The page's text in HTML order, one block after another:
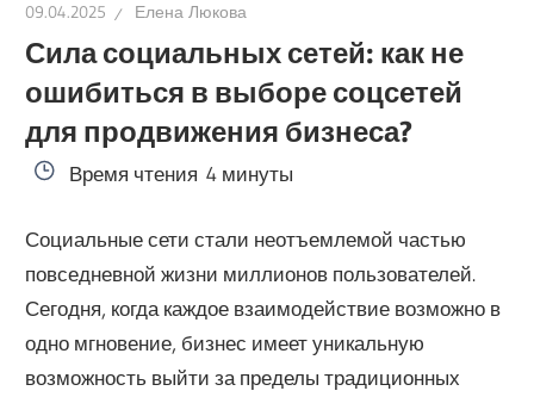
09.04.2025 Елена Люкова
Сила социальных сетей: как не
ошибиться в выборе соцсетей
для продвижения бизнеса?
Время чтения 4 минуты
Социальные сети стали неотъемлемой частью
повседневной жизни миллионов пользователей.
Сегодня, когда каждое взаимодействие возможно в
одно мгновение, бизнес имеет уникальную
возможность выйти за пределы традиционных